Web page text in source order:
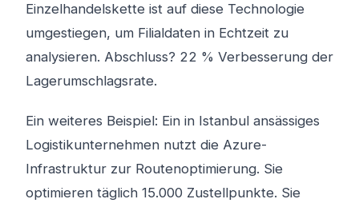
Einzelhandelskette ist auf diese Technologie
umgestiegen, um Filialdaten in Echtzeit zu
analysieren. Abschluss? 22 % Verbesserung der
Lagerumschlagsrate.
Ein weiteres Beispiel: Ein in Istanbul ansässiges
Logistikunternehmen nutzt die Azure-
Infrastruktur zur Routenoptimierung. Sie
optimieren täglich 15.000 Zustellpunkte. Sie